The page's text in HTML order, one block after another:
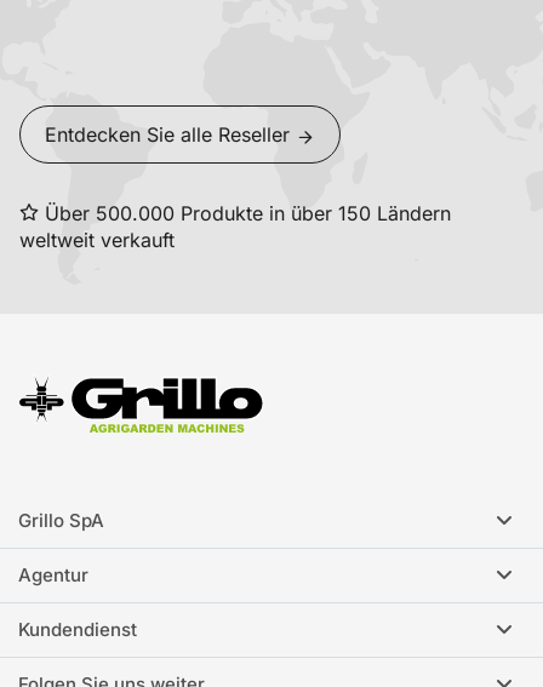
Entdecken Sie alle Reseller
Über 500.000 Produkte in über 150 Ländern
weltweit verkauft
Grillo SpA
Agentur
Kundendienst